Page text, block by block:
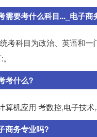
需要考什么科目..._电子商
考科目为政治、英语和
考什么?
算机应用 考数控,电子技
商务专业吗?